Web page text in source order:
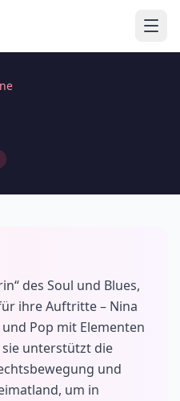
des Soul und Blues,
ihre Auftritte – Nina
Pop mit Elementen
sie unterstützt die
und
um in